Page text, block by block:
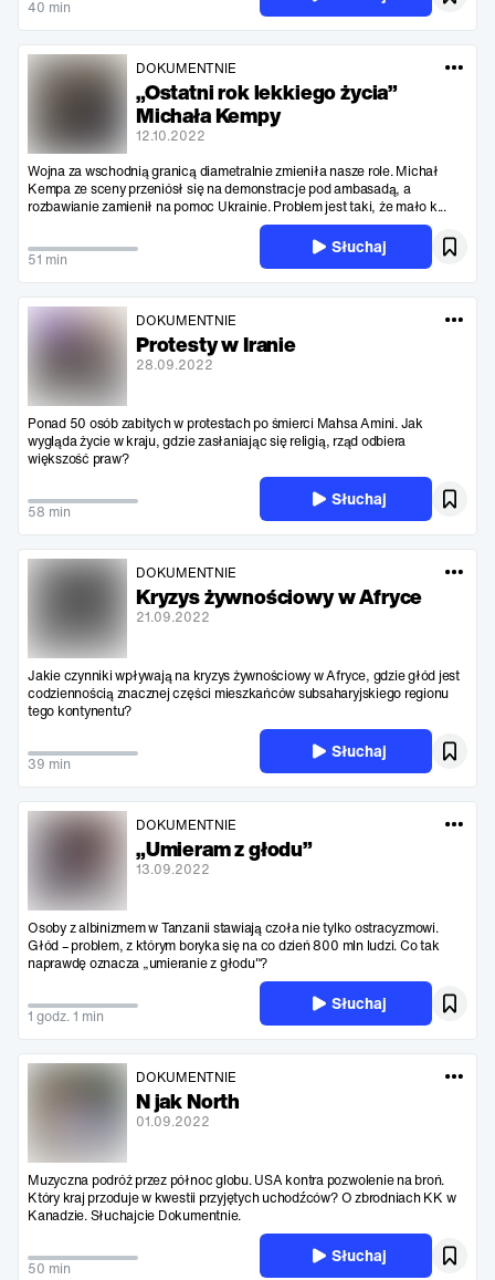
40 min
DOKUMENTNIE
„Ostatni rok lekkiego życia”
Michała Kempy
12.10.2022
Wojna za wschodnią granicą diametralnie zmieniła nasze role. Michał
Kempa ze sceny przeniósł się na demonstracje pod ambasadą, a
rozbawianie zamienił na pomoc Ukrainie. Problem jest taki, że mało k...
51 min
Słuchaj
DOKUMENTNIE
Protesty w Iranie
28.09.2022
Ponad 50 osób zabitych w protestach po śmierci Mahsa Amini. Jak
wygląda życie w kraju, gdzie zasłaniając się religią, rząd odbiera
większość praw?
58 min
Słuchaj
DOKUMENTNIE
Kryzys żywnościowy w Afryce
21.09.2022
Jakie czynniki wpływają na kryzys żywnościowy w Afryce, gdzie głód jest
codziennością znacznej części mieszkańców subsaharyjskiego regionu
tego kontynentu?
39 min
Słuchaj
DOKUMENTNIE
„Umieram z głodu”
13.09.2022
Osoby z albinizmem w Tanzanii stawiają czoła nie tylko ostracyzmowi.
Głód – problem, z którym boryka się na co dzień 800 mln ludzi. Co tak
naprawdę oznacza „umieranie z głodu"?
1 godz. 1 min
Słuchaj
DOKUMENTNIE
N jak North
01.09.2022
Muzyczna podróż przez północ globu. USA kontra pozwolenie na broń.
Który kraj przoduje w kwestii przyjętych uchodźców? O zbrodniach KK w
Kanadzie. Słuchajcie Dokumentnie.
50 min
Słuchaj